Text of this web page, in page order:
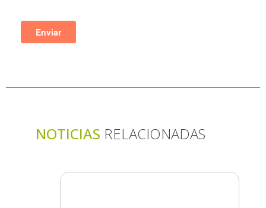
NOTICIAS RELACIONADAS